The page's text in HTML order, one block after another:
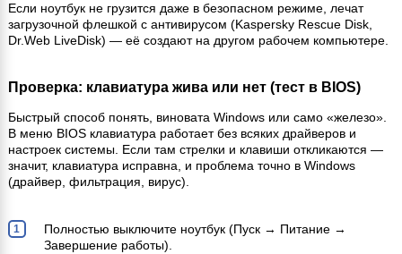
Если ноутбук не грузится даже в безопасном режиме, лечат
загрузочной флешкой с антивирусом (Kaspersky Rescue Disk,
Dr.Web LiveDisk) — её создают на другом рабочем компьютере.
Проверка: клавиатура жива или нет (тест в BIOS)
Быстрый способ понять, виновата Windows или само «железо».
В меню BIOS клавиатура работает без всяких драйверов и
настроек системы. Если там стрелки и клавиши откликаются —
значит, клавиатура исправна, и проблема точно в Windows
(драйвер, фильтрация, вирус).
Полностью выключите ноутбук (Пуск → Питание →
Завершение работы).